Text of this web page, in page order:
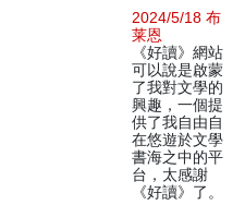
2024/5/18 布
莱恩
《好讀》網站
可以說是啟蒙
了我對文學的
興趣，一個提
供了我自由自
在悠遊於文學
書海之中的平
台，太感謝
《好讀》了。